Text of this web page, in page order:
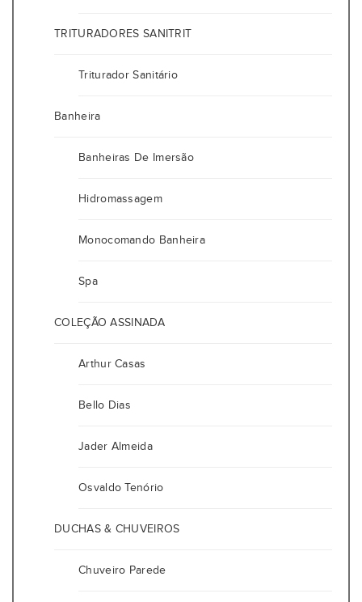
TRITURADORES SANITRIT
Triturador Sanitário
Banheira
Banheiras De Imersão
Hidromassagem
Monocomando Banheira
Spa
COLEÇÃO ASSINADA
Arthur Casas
Bello Dias
Jader Almeida
Osvaldo Tenório
DUCHAS & CHUVEIROS
Chuveiro Parede